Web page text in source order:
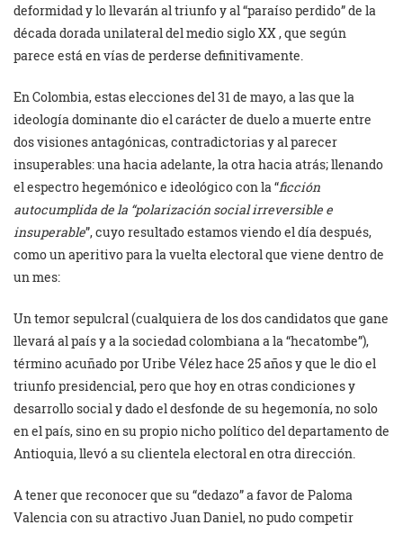
deformidad y lo llevarán al triunfo y al “paraíso perdido” de la
década dorada unilateral del medio siglo XX , que según
parece está en vías de perderse definitivamente.
En Colombia, estas elecciones del 31 de mayo, a las que la
ideología dominante dio el carácter de duelo a muerte entre
dos visiones antagónicas, contradictorias y al parecer
insuperables: una hacia adelante, la otra hacia atrás; llenando
el espectro hegemónico e ideológico con la “ficción
autocumplida de la “polarización social irreversible e
insuperable”, cuyo resultado estamos viendo el día después,
como un aperitivo para la vuelta electoral que viene dentro de
un mes:
Un temor sepulcral (cualquiera de los dos candidatos que gane
llevará al país y a la sociedad colombiana a la “hecatombe”),
término acuñado por Uribe Vélez hace 25 años y que le dio el
triunfo presidencial, pero que hoy en otras condiciones y
desarrollo social y dado el desfonde de su hegemonía, no solo
en el país, sino en su propio nicho político del departamento de
Antioquia, llevó a su clientela electoral en otra dirección.
A tener que reconocer que su “dedazo” a favor de Paloma
Valencia con su atractivo Juan Daniel, no pudo competir